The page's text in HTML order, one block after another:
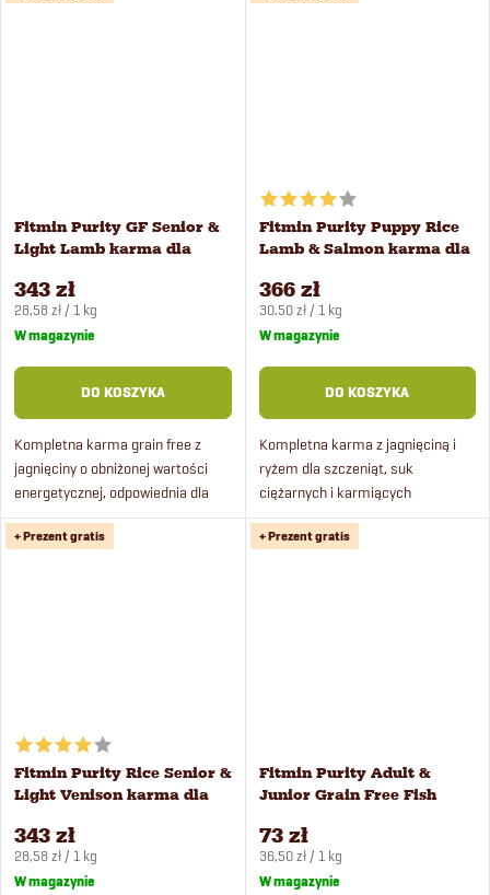
Fitmin Purity GF Senior &
Light Lamb karma dla
343 zł
Cena
jednostkowa:
28,58 zł / 1 kg
W magazynie
DO KOSZYKA
Kompletna karma grain free z
jagnięciny o obniżonej wartości
energetycznej, odpowiednia dla
psów z nadwagą i seniorów.
Fitmin Purity Puppy Rice
Lamb & Salmon karma dla
366 zł
Cena
jednostkowa:
30,50 zł / 1 kg
W magazynie
DO KOSZYKA
Kompletna karma z jagnięciną i
ryżem dla szczeniąt, suk
ciężarnych i karmiących
wszystkich ras.
+ Prezent gratis
Fitmin Purity Rice Senior &
Light Venison karma dla
343 zł
Cena
jednostkowa:
28,58 zł / 1 kg
W magazynie
+ Prezent gratis
Fitmin Purity Adult &
Junior Grain Free Fish
73 zł
Cena
jednostkowa:
36,50 zł / 1 kg
W magazynie